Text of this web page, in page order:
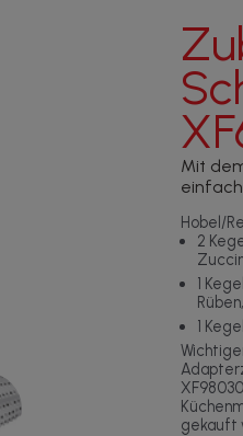
Mit
Hobel/
2
1
1
gekauft